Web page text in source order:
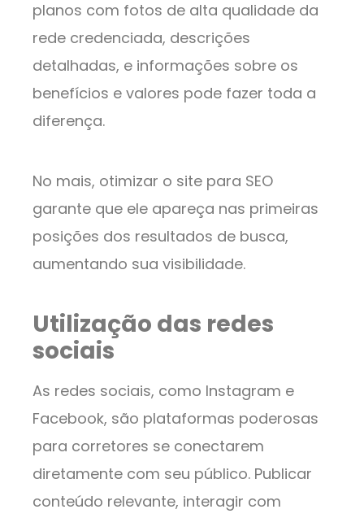
planos com fotos de alta qualidade da
rede credenciada, descrições
detalhadas, e informações sobre os
benefícios e valores pode fazer toda a
diferença.
No mais, otimizar o site para SEO
garante que ele apareça nas primeiras
posições dos resultados de busca,
aumentando sua visibilidade.
Utilização das redes
sociais
As redes sociais, como Instagram e
Facebook, são plataformas poderosas
para corretores se conectarem
diretamente com seu público. Publicar
conteúdo relevante, interagir com